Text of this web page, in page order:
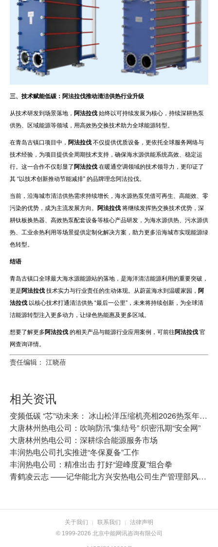
三、技术赋能低碳：阿法拉伐推动清洁供热行业升级
从技术研发到场景落地， 阿法拉伐 始终以可持续发展为核心，持续深耕热泵
供热、区域能源等领域，用高效热交换技术助力全球能源转型。
在青岛古镇口项目中， 阿法拉伐 不仅提供优质设备，更依托全球服务网络与
技术经验，为项目提供全周期技术支持，确保海水源供能系统高效、稳定运
行。这一合作不仅彰显了 阿法拉伐 在暖通空调领域的技术领导力，更印证了
其 “以技术创新推动节能减排” 的品牌理念阿法拉伐。
当前，沿海城市清洁供热需求持续增长，海水源热泵凭借可再生、高能效、零
污染的优势，成为主流发展方向。
阿法拉伐 将继续发挥热交换技术优势，深
耕钛板换热器、高效热泵配套设备等核心产品研发，为海水源供热、污水源供
热、工业余热利用等场景提供定制化解决方案，助力更多沿海城市实现能源绿
色转型。
结语
青岛古镇口全球最大海水源能源站的落地，是海洋清洁能源利用的重要突破，
更是 阿法拉伐 技术实力与行业责任的生动体现。从蔚蓝海水到温暖家园， 阿
法拉伐 以核心技术打通清洁供热 “最后一公里”，未来将持续创新，为全球清
洁能源转型注入更多动力，让绿色热能惠及更多区域。
想要了解更多 阿法拉伐 的相关产品与能源行业应用案例，可前往 阿法拉伐 官
网查询详情。
责任编辑： 江晓蓓
相关资讯
变频低碳 “芯”动未来： 冰山松洋压缩机亮相2026热泵年会，擘画工业高温与极寒采暖新图景
大唐林州热电公司：吹响防汛“集结号” 织密汛期“安全网”
大唐林州热电公司：深耕综合能源服务市场
丰润热电公司扎实推进“冬保夏备”工作
丰润热电公司：精准出击 打好“迎峰度夏”组合拳
青鹤凌云志 ——记华能北方兴安热电公司生产管理部风电专工刘鹤
关于我们 联系我们
法律声明
© 1999-2026 北京中能网讯咨询有限公司